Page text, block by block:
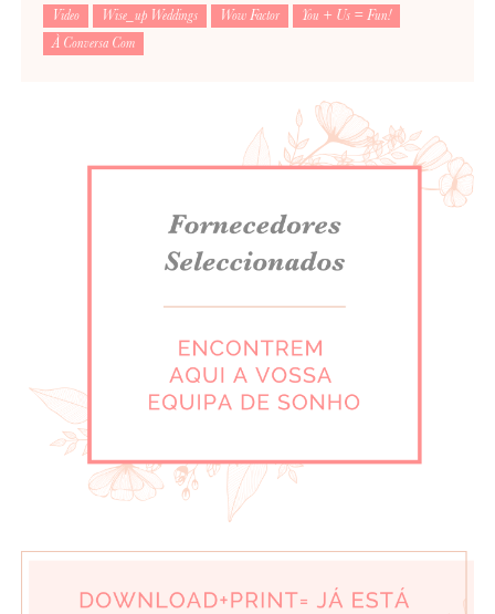
Video Wise_up Weddings Wow Factor
You + Us = Fun!
À Conversa Com